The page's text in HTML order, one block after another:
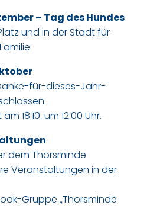
– Tag des Hundes
und in der Stadt für
für-dieses-Jahr-
18.10. um 12:00 Uhr.​
dem Thorsminde
Veranstaltungen in der
Gruppe „Thorsminde